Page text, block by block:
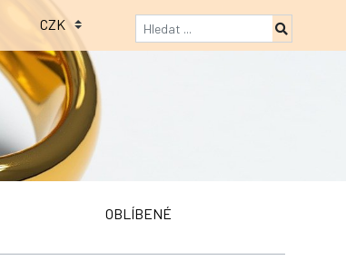
OBLÍBENÉ